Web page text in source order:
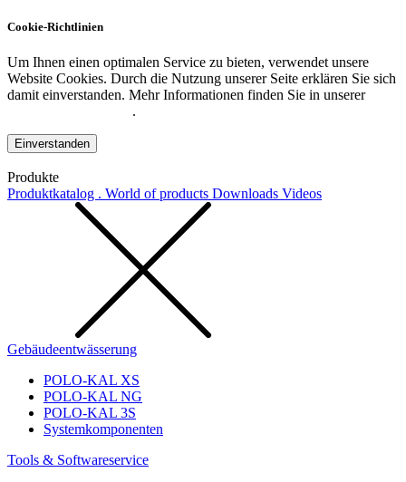
Cookie-Richtlinien
Um Ihnen einen optimalen Service zu bieten, verwendet unsere
Website Cookies. Durch die Nutzung unserer Seite erklären Sie sich
damit einverstanden. Mehr Informationen finden Sie in unserer
.
Einverstanden
Produkte
Produktkatalog . World of products Downloads Videos
Gebäudeentwässerung
POLO-KAL XS
POLO-KAL NG
POLO-KAL 3S
Systemkomponenten
Tools & Softwareservice